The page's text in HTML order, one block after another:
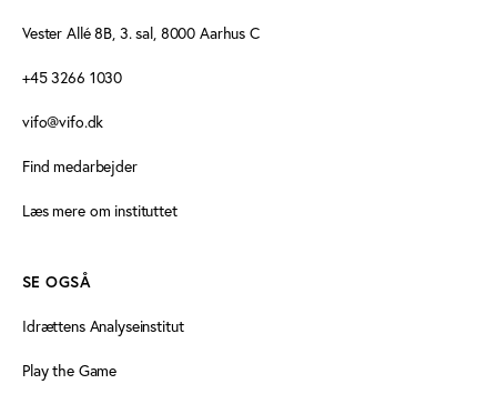
Vester Allé 8B, 3. sal, 8000 Aarhus C
+45 3266 1030
vifo@vifo.dk
Find medarbejder
Læs mere om instituttet
SE OGSÅ
Idrættens Analyseinstitut
Play the Game